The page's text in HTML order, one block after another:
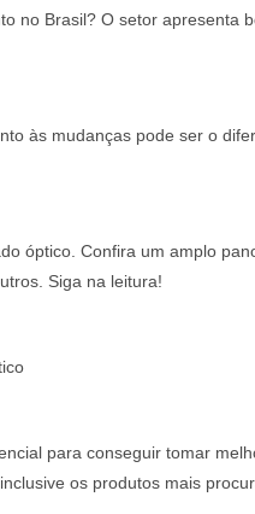
no Brasil? O setor
às mudanças pode ser o
óptico. Confira um amplo
Siga na leitura!
para conseguir tomar
os produtos mais